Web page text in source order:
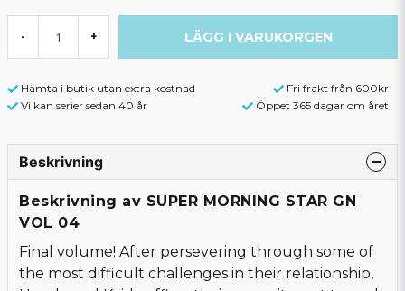
- + LÄGG I VARUKORGEN
Hämta i butik utan extra kostnad
Fri frakt från 600kr
Vi kan serier sedan 40 år
Öppet 365 dagar om året
Beskrivning
Beskrivning av SUPER MORNING STAR GN
VOL 04
Final volume! After persevering through some of
the most difficult challenges in their relationship,